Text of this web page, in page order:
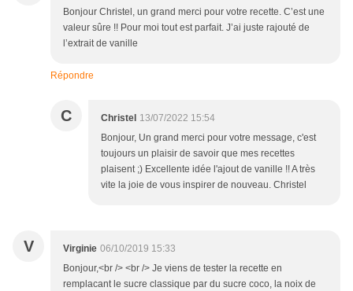
Bonjour Christel, un grand merci pour votre recette. C’est une
valeur sûre !! Pour moi tout est parfait. J’ai juste rajouté de
l’extrait de vanille
Répondre
C Christel 13/07/2022 15:54
Bonjour, Un grand merci pour votre message, c'est
toujours un plaisir de savoir que mes recettes
plaisent ;) Excellente idée l'ajout de vanille !! A très
vite la joie de vous inspirer de nouveau. Christel
V Virginie 06/10/2019 15:33
Bonjour,<br /> <br /> Je viens de tester la recette en
remplacant le sucre classique par du sucre coco, la noix de